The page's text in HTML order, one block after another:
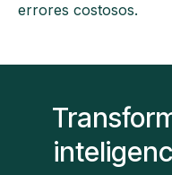
errores costosos.